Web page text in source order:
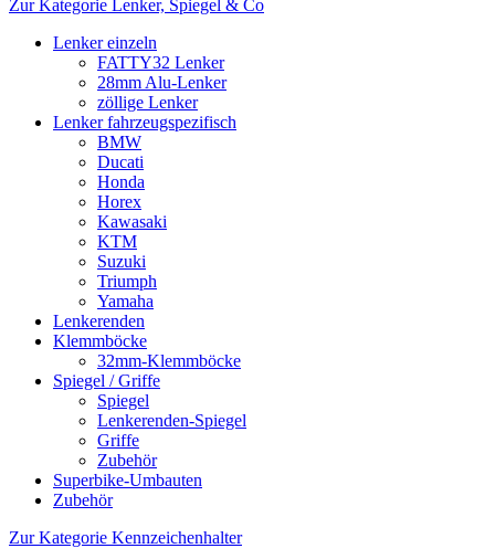
Zur Kategorie Lenker, Spiegel & Co
Lenker einzeln
FATTY32 Lenker
28mm Alu-Lenker
zöllige Lenker
Lenker fahrzeugspezifisch
BMW
Ducati
Honda
Horex
Kawasaki
KTM
Suzuki
Triumph
Yamaha
Lenkerenden
Klemmböcke
32mm-Klemmböcke
Spiegel / Griffe
Spiegel
Lenkerenden-Spiegel
Griffe
Zubehör
Superbike-Umbauten
Zubehör
Zur Kategorie Kennzeichenhalter